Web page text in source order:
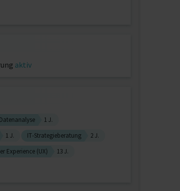
aktiv
Datenanalyse
1 J.
1 J. IT-Strategieberatung
2 J.
Experience (UX)
13 J.